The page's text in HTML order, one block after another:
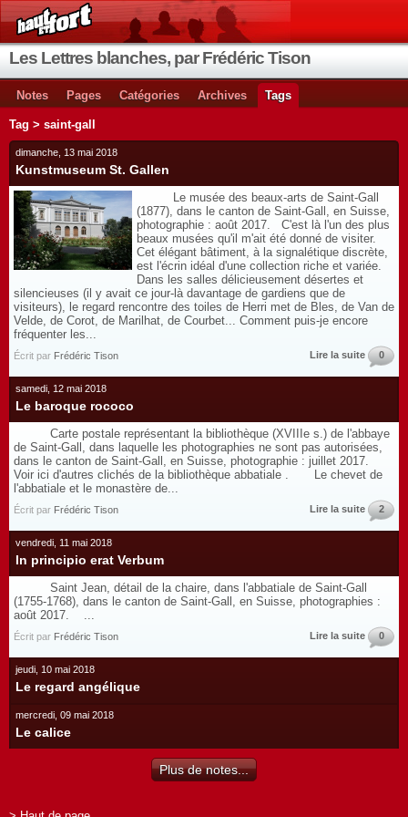
Les Lettres blanches, par Frédéric Tison
Notes Pages Catégories Archives Tags
Tag > saint-gall
dimanche, 13 mai 2018
Kunstmuseum St. Gallen
Le musée des beaux-arts de Saint-Gall
(1877), dans le canton de Saint-Gall, en Suisse,
photographie : août 2017. C'est là l'un des plus
beaux musées qu'il m'ait été donné de visiter.
Cet élégant bâtiment, à la signalétique discrète,
est l'écrin idéal d'une collection riche et variée.
Dans les salles délicieusement désertes et
silencieuses (il y avait ce jour-là davantage de gardiens que de
visiteurs), le regard rencontre des toiles de Herri met de Bles, de Van de
Velde, de Corot, de Marilhat, de Courbet... Comment puis-je encore
fréquenter les...
Écrit par Frédéric Tison Lire la suite 0
samedi, 12 mai 2018
Le baroque rococo
Carte postale représentant la bibliothèque (XVIIIe s.) de l'abbaye
de Saint-Gall, dans laquelle les photographies ne sont pas autorisées,
dans le canton de Saint-Gall, en Suisse, photographie : juillet 2017.
Voir ici d'autres clichés de la bibliothèque abbatiale . Le chevet de
l'abbatiale et le monastère de...
Écrit par Frédéric Tison Lire la suite 2
vendredi, 11 mai 2018
In principio erat Verbum
Saint Jean, détail de la chaire, dans l'abbatiale de Saint-Gall
(1755-1768), dans le canton de Saint-Gall, en Suisse, photographies :
août 2017. ...
Écrit par Frédéric Tison Lire la suite 0
jeudi, 10 mai 2018
Le regard angélique
mercredi, 09 mai 2018
Le calice
Plus de notes...